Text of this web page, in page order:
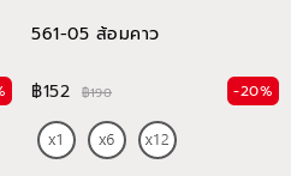
561-05 ส้อมคาว
฿152 ฿190 -20%